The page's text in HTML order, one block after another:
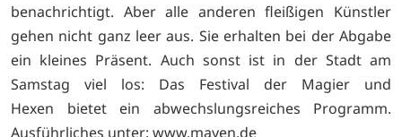
benachrichtigt. Aber alle anderen fleißigen Künstler
gehen nicht ganz leer aus. Sie erhalten bei der Abgabe
ein kleines Präsent. Auch sonst ist in der Stadt am
Samstag viel los: Das Festival der Magier und
Hexen bietet ein abwechslungsreiches Programm.
Ausführliches unter: www.mayen.de